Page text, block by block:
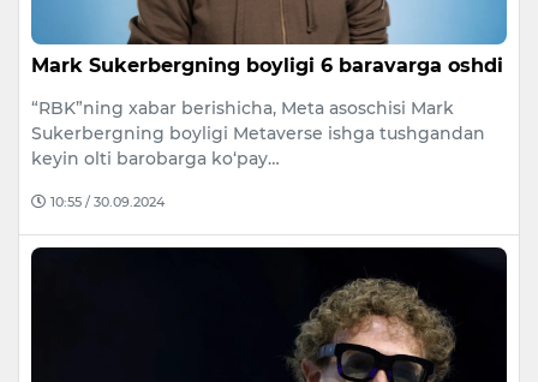
Mark Sukerbergning boyligi 6 baravarga oshdi
“RBK”ning xabar berishicha, Meta asoschisi Mark
Sukerbergning boyligi Metaverse ishga tushgandan
keyin olti barobarga ko‘pay…
10:55 / 30.09.2024